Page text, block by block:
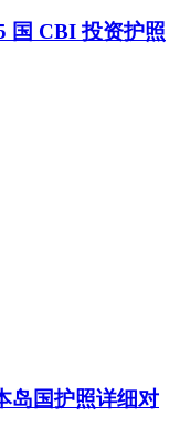
国 CBI 投资护照
岛国护照详细对